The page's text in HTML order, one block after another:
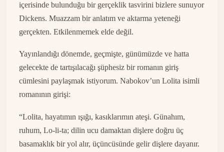
içerisinde bulunduğu bir gerçeklik tasvirini bizlere sunuyor
Dickens. Muazzam bir anlatım ve aktarma yeteneği
gerçekten. Etkilenmemek elde değil.
Yayınlandığı dönemde, geçmişte, günümüzde ve hatta
gelecekte de tartışılacağı şüphesiz bir romanın giriş
cümlesini paylaşmak istiyorum. Nabokov’un Lolita isimli
romanının girişi:
“Lolita, hayatımın ışığı, kasıklarımın ateşi. Günahım,
ruhum, Lo-li-ta; dilin ucu damaktan dişlere doğru üç
basamaklık bir yol alır, üçüncüsünde gelir dişlere dayanır.